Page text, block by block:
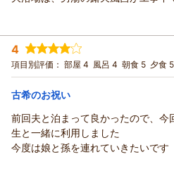
朝食につきまして、「迷うほどの
次回はぜひ2食付きプランで、当
しみいただければ幸いでございます
また、スタッフのおもてなしや、
つきましてもお褒めのお言葉を頂
す。
のお手伝いができましたこと、大
りんご風呂につきましても、日替
いただける点にご注目いただき、
ごとに違った魅力をご用意してお
いただき、違いを感じていただけ
今回で2回目の利用でしたが、また
宿泊時期： 2026年03月宿泊 (家族旅行)
投稿者： うしろざわさん
宿泊プラン： 【冬の超得キャンペーン】
付」～バイキング＜ダイニング星の金貨＞
宿泊価格帯： 15,001～16,000円(大人一人
青森のお宿 ホテルアップルランドから
うしろざわ様
この度は当館をご利用いただき、
また、2回目のご来館とのこと、
4
項目別評価： 部屋 4 風呂 4 朝食 5 夕食 5
古希のお祝い
前回夫と泊まって良かったので、今
生と一緒に利用しました
今度は娘と孫を連れていきたいです